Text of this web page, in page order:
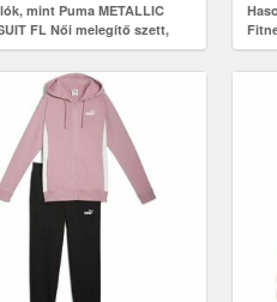
mint Puma METALLIC
FL Női melegítő szett,
méret